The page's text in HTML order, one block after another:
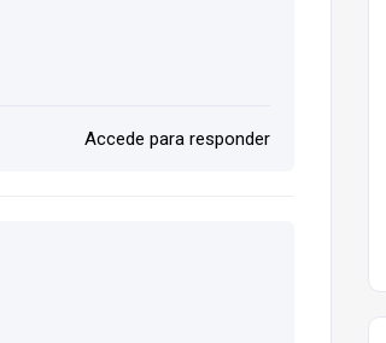
Accede para responder